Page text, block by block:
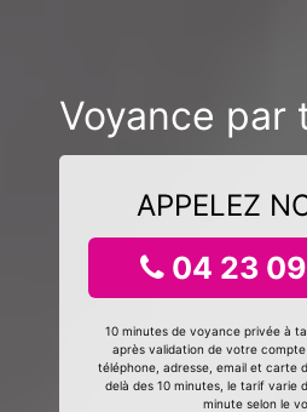
Voyance par
APPELEZ
04 23
10 minutes de voyance privée à
après validation de votre compte
téléphone, adresse, email et carte
delà des 10 minutes, le tarif varie
minute selon le